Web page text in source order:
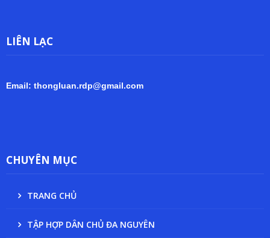
LIÊN LẠC
Email: thongluan.rdp@gmail.com
CHUYÊN MỤC
TRANG CHỦ
TẬP HỢP DÂN CHỦ ĐA NGUYÊN